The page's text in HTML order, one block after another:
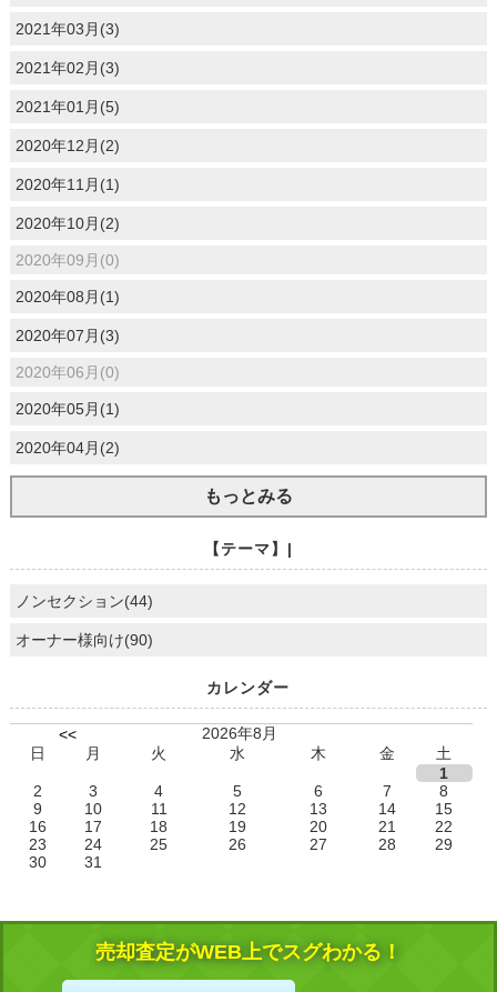
2021年03月(3)
2021年02月(3)
2021年01月(5)
2020年12月(2)
2020年11月(1)
2020年10月(2)
2020年09月(0)
2020年08月(1)
2020年07月(3)
2020年06月(0)
2020年05月(1)
2020年04月(2)
もっとみる
【テーマ】|
ノンセクション(44)
オーナー様向け(90)
カレンダー
<<
2026年8月
日
月 火 水 木 金
土
1
2
3 4 5 6 7
8
9
10 11 12 13 14
15
16
17 18 19 20 21
22
23
24 25 26 27 28
29
30
31
売却査定がWEB上でスグわかる！